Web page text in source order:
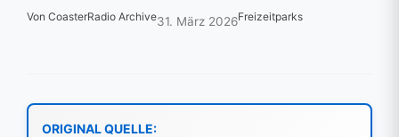
Von CoasterRadio Archive31. März 2026Freizeitparks
ORIGINAL QUELLE: